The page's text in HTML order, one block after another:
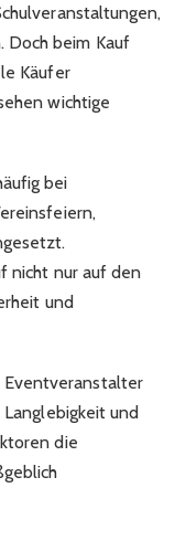
beim Kauf
Käufer
wichtige
bei
nicht nur auf den
und
Eventveranstalter
und
die